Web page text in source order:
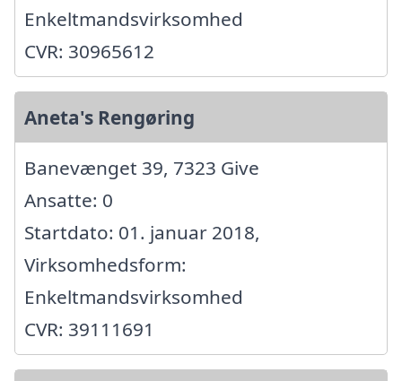
Enkeltmandsvirksomhed
CVR: 30965612
Aneta's Rengøring
Banevænget 39, 7323 Give
Ansatte: 0
Startdato: 01. januar 2018,
Virksomhedsform:
Enkeltmandsvirksomhed
CVR: 39111691